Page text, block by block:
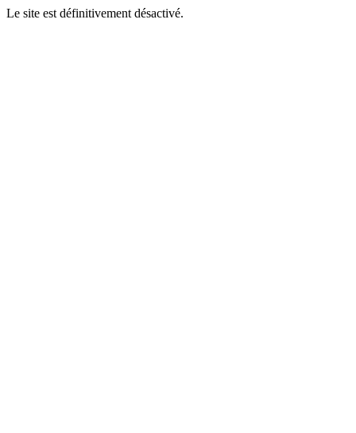
Le site est définitivement désactivé.